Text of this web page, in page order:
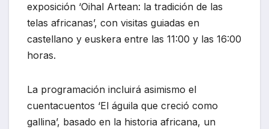
exposición ‘Oihal Artean: la tradición de las
telas africanas’, con visitas guiadas en
castellano y euskera entre las 11:00 y las 16:00
horas.
La programación incluirá asimismo el
cuentacuentos ‘El águila que creció como
gallina’, basado en la historia africana, un